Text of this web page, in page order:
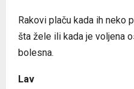
Rakovi plaču kada ih neko
šta žele ili kada je voljena
bolesna.
Lav